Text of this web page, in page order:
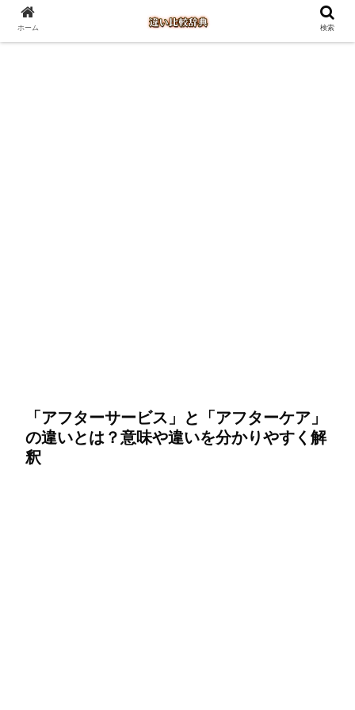
「アフターサービス」と「アフターケア」
の違いとは？意味や違いを分かりやすく解
釈
ホーム 検索